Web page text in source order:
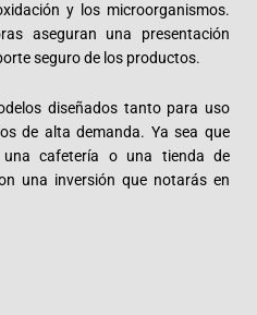
y los microorganismos.
aseguran una presentación
seguro de los productos.
diseñados tanto para uso
de alta demanda. Ya sea que
una cafetería o una tienda de
una inversión que notarás en